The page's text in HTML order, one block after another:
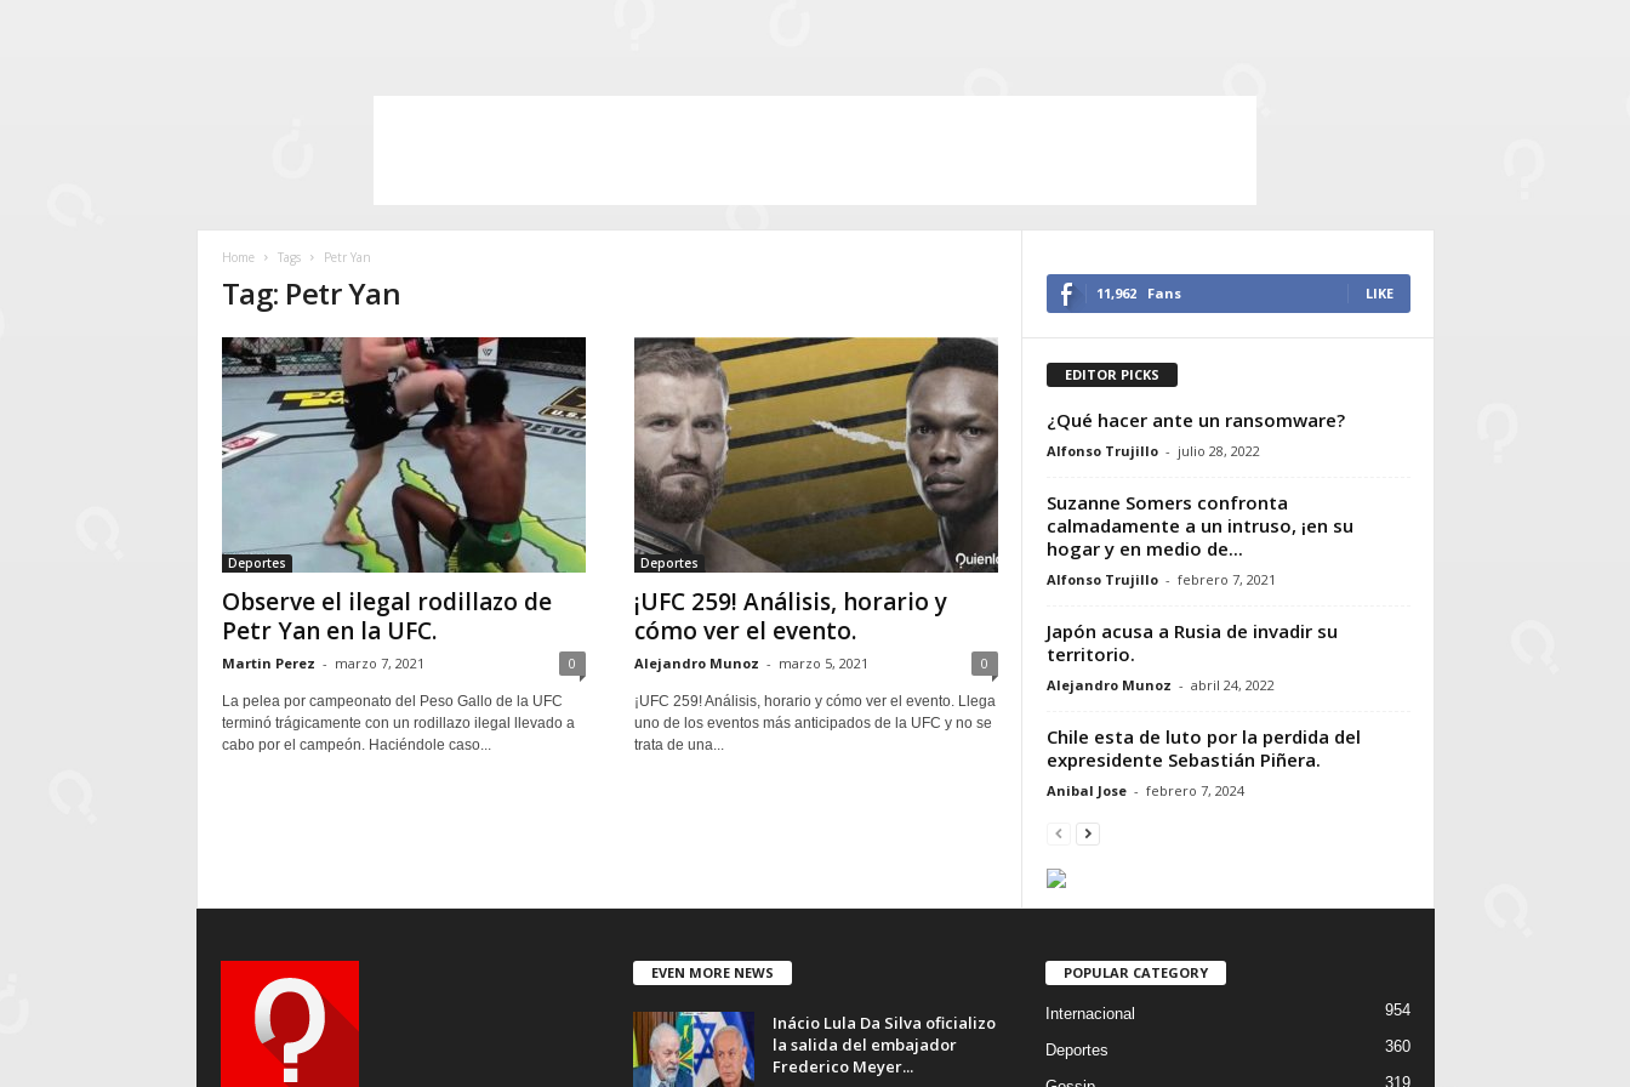
Home Tags Petr Yan
Tag: Petr Yan
Deportes
Observe el ilegal rodillazo de
Petr Yan en la UFC.
Martin Perez - marzo 7, 2021 0
La pelea por campeonato del Peso Gallo de la UFC
terminó trágicamente con un rodillazo ilegal llevado a
cabo por el campeón. Haciéndole caso...
Deportes
¡UFC 259! Análisis, horario y
cómo ver el evento.
Alejandro Munoz - marzo 5, 2021 0
¡UFC 259! Análisis, horario y cómo ver el evento. Llega
uno de los eventos más anticipados de la UFC y no se
trata de una...
11,962 Fans LIKE
EDITOR PICKS
¿Qué hacer ante un ransomware?
Alfonso Trujillo - julio 28, 2022
Suzanne Somers confronta
calmadamente a un intruso, ¡en su
hogar y en medio de...
Alfonso Trujillo - febrero 7, 2021
Japón acusa a Rusia de invadir su
territorio.
Alejandro Munoz - abril 24, 2022
Chile esta de luto por la perdida del
expresidente Sebastián Piñera.
Anibal Jose - febrero 7, 2024
EVEN MORE NEWS
Inácio Lula Da Silva oficializo
la salida del embajador
Frederico Meyer...
POPULAR CATEGORY
Internacional 954
Deportes 360
319